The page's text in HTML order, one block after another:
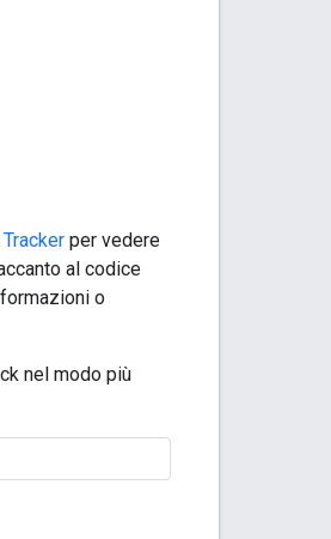
per vedere
al codice
o
nel modo più